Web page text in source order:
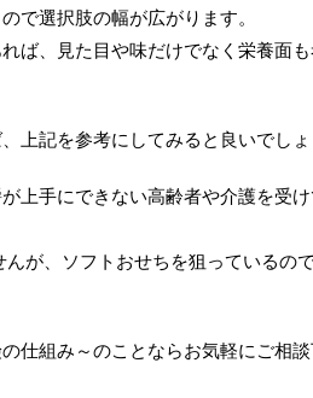
で選択肢の幅が広がります。
ば、見た目や味だけでなく栄養面
上記を参考にしてみると良いでしょ
上手にできない高齢者や介護を受
が、ソフトおせちを狙っているの
仕組み～のことならお気軽にご相談